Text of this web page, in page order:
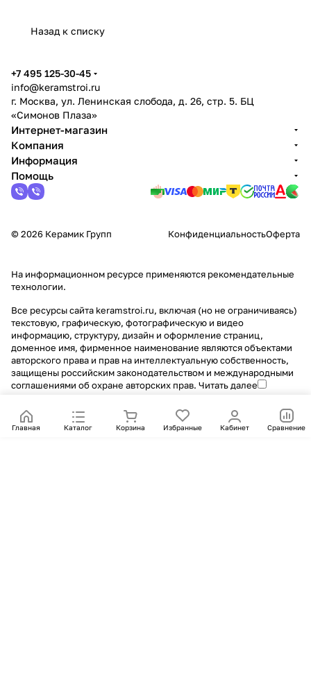
Назад к списку
Главная Каталог Корзина Избранные Кабинет Сравнение
+7 495 125-30-45
info@keramstroi.ru
г. Москва, ул. Ленинская слобода, д. 26, стр. 5. БЦ
«Симонов Плаза»
Интернет-магазин
Компания
Информация
Помощь
© 2026 Керамик Групп КонфиденциальностьОферта
На информационном ресурсе применяются рекомендательные
технологии.
Все ресурсы сайта keramstroi.ru, включая (но не ограничиваясь)
текстовую, графическую, фотографическую и видео
информацию, структуру, дизайн и оформление страниц,
доменное имя, фирменное наименование являются объектами
авторского права и прав на интеллектуальную собственность,
защищены российским законодательством и международными
соглашениями об охране авторских прав. Читать далее